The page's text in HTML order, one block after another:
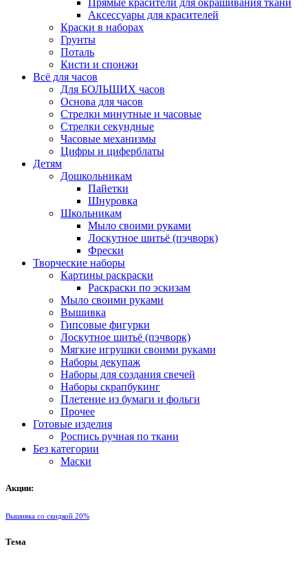
Аксессуары для красителей
Краски в наборах
Грунты
Поталь
Кисти и спонжи
Всё для часов
Для БОЛЬШИХ часов
Основа для часов
Стрелки минутные и часовые
Стрелки секундные
Часовые механизмы
Цифры и циферблаты
Детям
Дошкольникам
Пайетки
Шнуровка
Школьникам
Мыло своими руками
Лоскутное шитьё (пэчворк)
Фрески
Творческие наборы
Картины раскраски
Раскраски по эскизам
Мыло своими руками
Вышивка
Гипсовые фигурки
Лоскутное шитьё (пэчворк)
Мягкие игрушки своими руками
Наборы декупаж
Наборы для создания свечей
Наборы скрапбукинг
Плетение из бумаги и фольги
Прочее
Готовые изделия
Роспись ручная по ткани
Без категории
Маски
Акции:
Вышивка со скидкой 20%
Тема